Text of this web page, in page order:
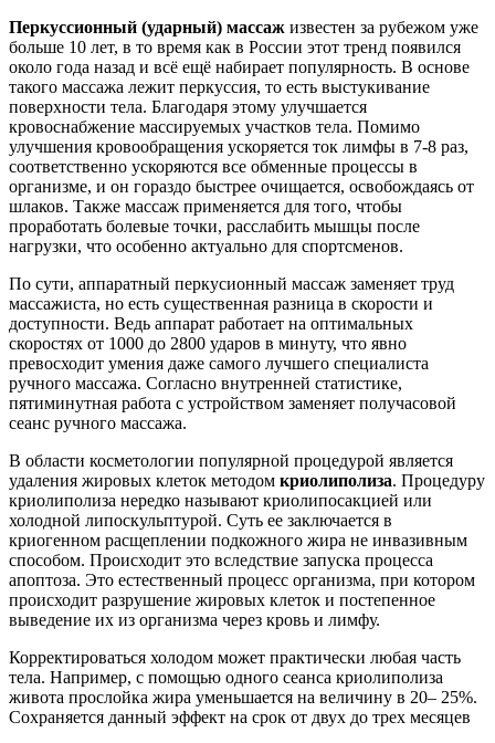
Перкуссионный (ударный) массаж известен за рубежом уже
больше 10 лет, в то время как в России этот тренд появился
около года назад и всё ещё набирает популярность. В основе
такого массажа лежит перкуссия, то есть выстукивание
поверхности тела. Благодаря этому улучшается
кровоснабжение массируемых участков тела. Помимо
улучшения кровообращения ускоряется ток лимфы в 7-8 раз,
соответственно ускоряются все обменные процессы в
организме, и он гораздо быстрее очищается, освобождаясь от
шлаков. Также массаж применяется для того, чтобы
проработать болевые точки, расслабить мышцы после
нагрузки, что особенно актуально для спортсменов.
По сути, аппаратный перкусионный массаж заменяет труд
массажиста, но есть существенная разница в скорости и
доступности. Ведь аппарат работает на оптимальных
скоростях от 1000 до 2800 ударов в минуту, что явно
превосходит умения даже самого лучшего специалиста
ручного массажа. Согласно внутренней статистике,
пятиминутная работа с устройством заменяет получасовой
сеанс ручного массажа.
В области косметологии популярной процедурой является
удаления жировых клеток методом криолиполиза. Процедуру
криолиполиза нередко называют криолипосакцией или
холодной липоскульптурой. Суть ее заключается в
криогенном расщеплении подкожного жира не инвазивным
способом. Происходит это вследствие запуска процесса
апоптоза. Это естественный процесс организма, при котором
происходит разрушение жировых клеток и постепенное
выведение их из организма через кровь и лимфу.
Корректироваться холодом может практически любая часть
тела. Например, с помощью одного сеанса криолиполиза
живота прослойка жира уменьшается на величину в 20– 25%.
Сохраняется данный эффект на срок от двух до трех месяцев